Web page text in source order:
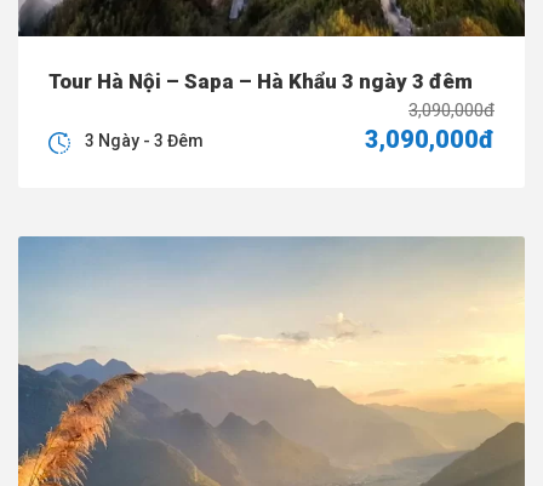
Tour Hà Nội – Sapa – Hà Khẩu 3 ngày 3 đêm
3,090,000đ
3,090,000đ
3 Ngày - 3 Đêm